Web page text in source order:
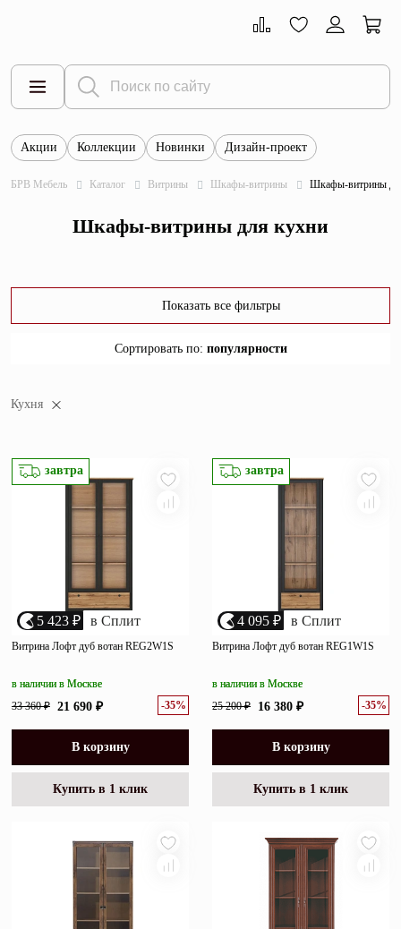
Все товары
Тумбы
Шкафы
Полки
Прихожие
Декор
Наши салоны
Покупателям
Дизайнерам и архитекторам
Акции Коллекции Новинки Дизайн-проект
БРВ Мебель Каталог Витрины Шкафы-витрины Шкафы-витрины
Шкафы-витрины для кухни
Показать все фильтры
Сортировать по: популярности
Кухня
завтра
5 423 ₽ в Сплит
Витрина Лофт дуб вотан REG2W1S
33 360 ₽ 21 690 ₽ -35%
в наличии в Москве
В корзину
Купить в 1 клик
завтра
4 095 ₽ в Сплит
Витрина Лофт дуб вотан REG1W1S
25 200 ₽ 16 380 ₽ -35%
в наличии в Москве
В корзину
Купить в 1 клик